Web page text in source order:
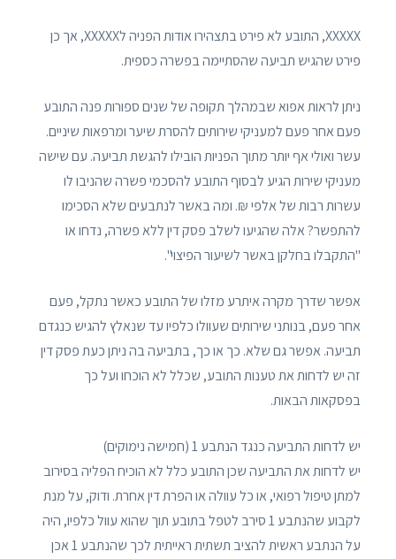
XXXXX, התובע לא פירט בתצהירו אודות הפניה לXXXXX, אך כן
פירט שהגיש תביעה שהסתיימה בפשרה כספית.
ניתן לראות אפוא שבמהלך תקופה של שנים ספורות פנה התובע
פעם אחר פעם למעניקי שירותים להסרת שיער ומרפאות שיניים.
עשר ואולי אף יותר מתוך הפניות הובילו להגשת תביעה. עם שישה
מעניקי שירות הגיע לבסוף התובע להסכמי פשרה שהניבו לו
עשרות רבות של אלפי ₪. ומה באשר לנתבעים שלא הסכימו
להתפשר? אלה שהגיעו לשלב פסק דין ללא פשרה, נדחו או
"התקבלו בחלקן באשר לשיעור הפיצוי".
אפשר שדרך מקרה איתרע מזלו של התובע כאשר נתקל, פעם
אחר פעם, בנותני שירותים שעוולו כלפיו עד שנאלץ להגיש כנגדם
תביעה. אפשר גם שלא. כך או כך, בתביעה בה ניתן כעת פסק דין
זה יש לדחות את טענות התובע, שכלל לא הוכחו ועל כך
בפסקאות הבאות.
יש לדחות התביעה כנגד הנתבע 1 (חמישה נימוקים)
יש לדחות את התביעה שכן התובע כלל לא הוכיח הפליה בסירוב
למתן טיפול רפואי, או כל עוולה או הפרת דין אחרת. ודוק, על מנת
לקבוע שהנתבע 1 סירב לטפל בתובע תוך שהוא עוול כלפיו, היה
על הנתבע ראשית להציב תשתית ראייתית לכך שהנתבע 1 אכן